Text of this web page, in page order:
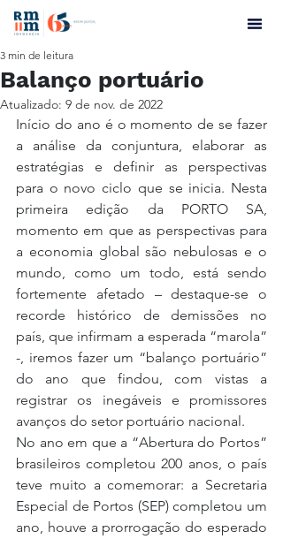
Balanço portuário
3 min de leitura
Atualizado: 9 de nov. de 2022
Início do ano é o momento de se fazer
a análise da conjuntura, elaborar as
estratégias e definir as perspectivas
para o novo ciclo que se inicia. Nesta
primeira edição da PORTO SA,
momento em que as perspectivas para
a economia global são nebulosas e o
mundo, como um todo, está sendo
fortemente afetado – destaque-se o
recorde histórico de demissões no
país, que infirmam a esperada “marola”
-, iremos fazer um “balanço portuário”
do ano que findou, com vistas a
registrar os inegáveis e promissores
avanços do setor portuário nacional.
No ano em que a “Abertura do Portos”
brasileiros completou 200 anos, o país
teve muito a comemorar: a Secretaria
Especial de Portos (SEP) completou um
ano, houve a prorrogação do esperado